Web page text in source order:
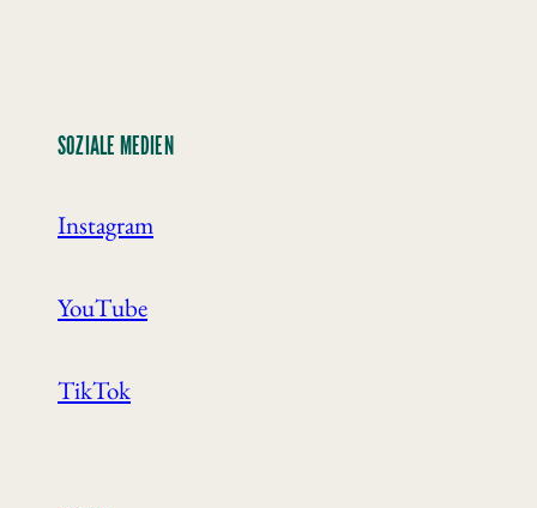
SOZIALE MEDIEN
Instagram
YouTube
TikTok